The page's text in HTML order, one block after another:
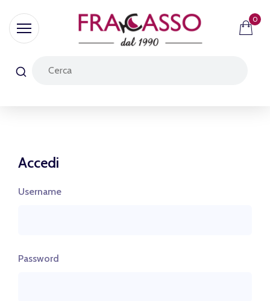
0
Accedi
Username
Password